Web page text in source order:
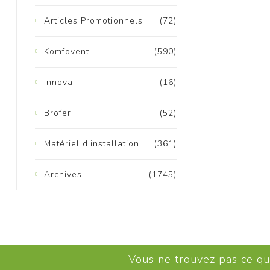
(72)
Articles Promotionnels
(590)
Komfovent
(16)
Innova
(52)
Brofer
(361)
Matériel d'installation
(1745)
Archives
Vous ne trouvez pas ce